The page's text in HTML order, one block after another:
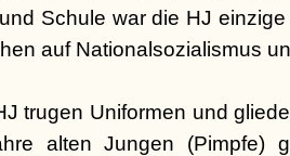
Schule war die HJ
auf Nationalsozialismus
trugen Uniformen und
alten Jungen (Pimpfe)